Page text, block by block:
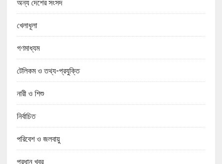
খেলাধূলা
গণমাধ্যম
টেলিকম ও তথ্য-প্রযুক্তি
নারী ও শিশু
নির্বাচিত
পরিবেশ ও জলবায়ু
প্রধান খবর